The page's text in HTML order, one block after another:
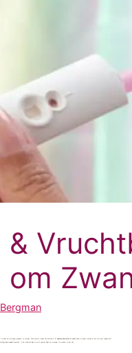
&
te doen als je zwanger probeert te worden. Veel vrouwen vragen zich dan ook af of sporten bijvoorbeeld kan helpen bij het zwanger worden of dat het je juist tegenwerkt.
mogelijk vergroten. In dit artikel vertellen we je of sporten helpt om zwanger te worden, of juist niet.